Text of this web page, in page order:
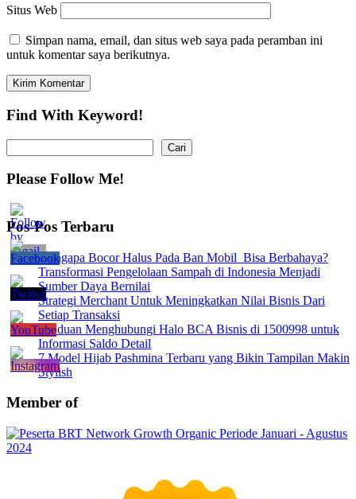
Situs Web
Simpan nama, email, dan situs web saya pada peramban ini
untuk komentar saya berikutnya.
Find With Keyword!
Cari
Please Follow Me!
Pos-Pos Terbaru
Mengapa Bocor Halus Pada Ban Mobil Bisa Berbahaya?
Transformasi Pengelolaan Sampah di Indonesia Menjadi
Sumber Daya Bernilai
Strategi Merchant Untuk Meningkatkan Nilai Bisnis Dari
Setiap Transaksi
Panduan Menghubungi Halo BCA Bisnis di 1500998 untuk
Informasi Saldo Detail
7 Model Hijab Pashmina Terbaru yang Bikin Tampilan Makin
Stylish
Member of